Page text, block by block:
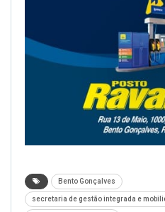
Bento Gonçalves
secretaria de gestão integrada e